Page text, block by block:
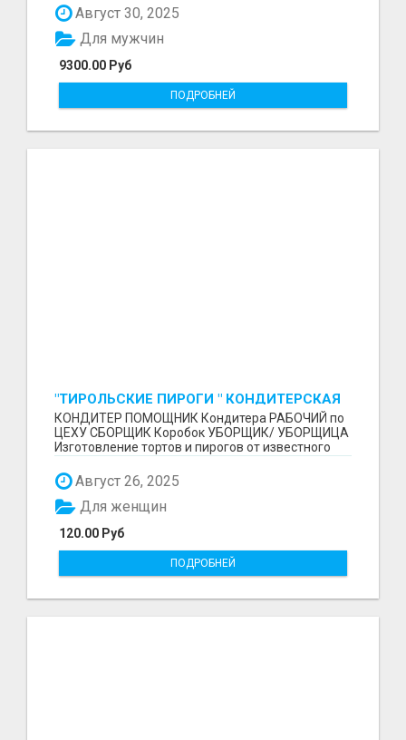
Август 30, 2025
9300.00 Руб
Для мужчин
ПОДРОБНЕЙ
"ТИРОЛЬСКИЕ ПИРОГИ " КОНДИТЕРСКАЯ
ФАБРИКА "КРУГ "
КОНДИТЕР ПОМОЩНИК Кондитера РАБОЧИЙ по
ЦЕХУ СБОРЩИК Коробок УБОРЩИК/ УБОРЩИЦА
Изготовление тортов и пирогов от известного
Август 26, 2025
120.00 Руб
Для женщин
ПОДРОБНЕЙ